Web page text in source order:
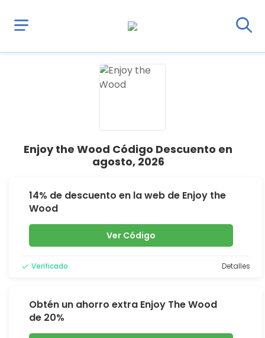
Enjoy the Wood Código Descuento en
agosto, 2026
14% de descuento en la web de Enjoy the
Wood
Ver Código
Verificado Detalles
Obtén un ahorro extra Enjoy The Wood
de 20%